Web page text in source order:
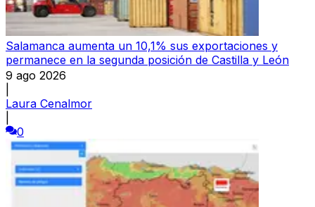
Salamanca aumenta un 10,1% sus exportaciones y
permanece en la segunda posición de Castilla y León
9 ago 2026
Laura Cenalmor
0